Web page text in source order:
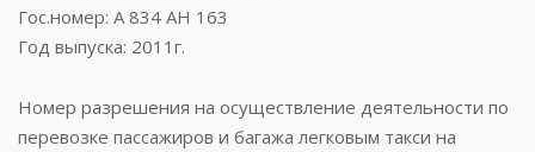
Гос.номер: А 834 АН 163
Год выпуска: 2011г.
Номер разрешения на осуществление деятельности по
перевозке пассажиров и багажа легковым такси на